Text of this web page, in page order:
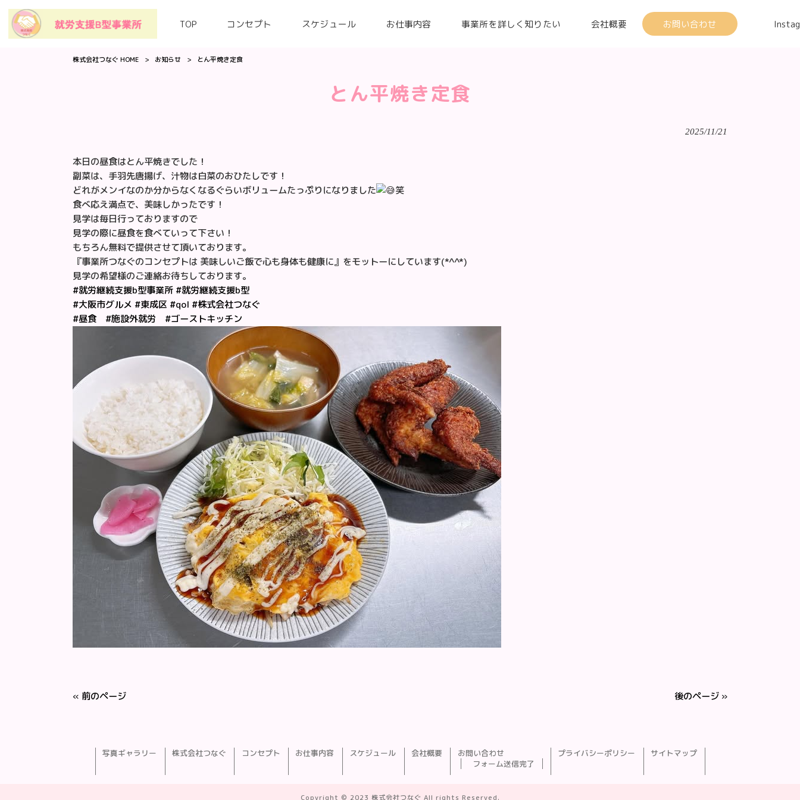
TOP コンセプト スケジュール お仕事内容 事業所を詳しく知りたい 会社概要 お問い合わせ
株式会社つなぐ HOME > お知らせ > とん平焼き定食
とん平焼き定食
2025/11/21
本日の昼食はとん平焼きでした！
副菜は、手羽先唐揚げ、汁物は白菜のおひたしです！
どれがメンイなのか分からなくなるぐらいボリュームたっぷりになりました
笑
食べ応え満点で、美味しかったです！
見学は毎日行っておりますので
見学の際に昼食を食べていって下さい！
もちろん無料で提供させて頂いております。
『事業所つなぐのコンセプトは 美味しいご飯で心も身体も健康に』をモットーにしています(*^^*)
見学の希望様のご連絡お待ちしております。
#就労継続支援b型事業所#就労継続支援b型
#大阪市グルメ #東成区 #qol #株式会社つなぐ
#昼食
#施設外就労 #ゴーストキッチン
« 前のページ 後のページ »
写真ギャラリー 株式会社つなぐ コンセプト お仕事内容 スケジュール 会社概要
お問い合わせ
フォーム送信完了
プライバシーポリシー サイトマップ
Copyright © 2023 株式会社つなぐ All rights Reserved.